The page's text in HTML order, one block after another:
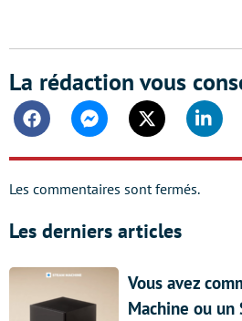
La rédaction vous
FacebookMessengerTwitter
Les commentaires sont fermés.
Les derniers articles
Vous avez
Machine ou un